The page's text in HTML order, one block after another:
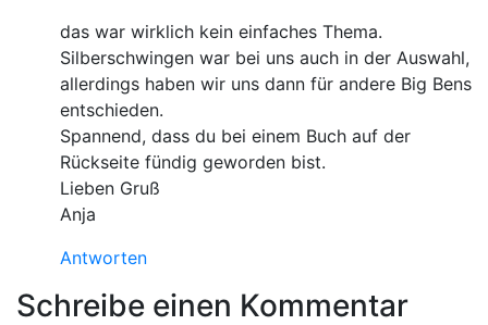
das war wirklich kein einfaches Thema.
Silberschwingen war bei uns auch in der Auswahl,
allerdings haben wir uns dann für andere Big Bens
entschieden.
Spannend, dass du bei einem Buch auf der
Rückseite fündig geworden bist.
Lieben Gruß
Anja
Antworten
Schreibe einen Kommentar